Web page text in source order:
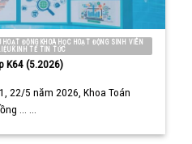
ĐỘNG KHOA HỌC HOẠT ĐỘNG SINH VIÊN
KINH TẾ TIN TỨC
K64 (5.2026)
22/5 năm 2026, Khoa Toán
... ...